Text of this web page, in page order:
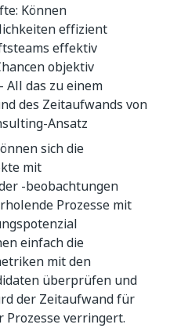
Können
effizient
effektiv
objektiv
das zu einem
des Zeitaufwands von
Ansatz
sich die
mit
-beobachtungen
Prozesse mit
einfach die
mit den
überprüfen und
der Zeitaufwand für
Prozesse verringert.